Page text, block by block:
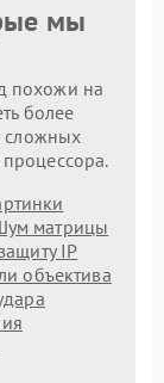
мы
похожи на
более
сложных
матрицы
IP
объектива